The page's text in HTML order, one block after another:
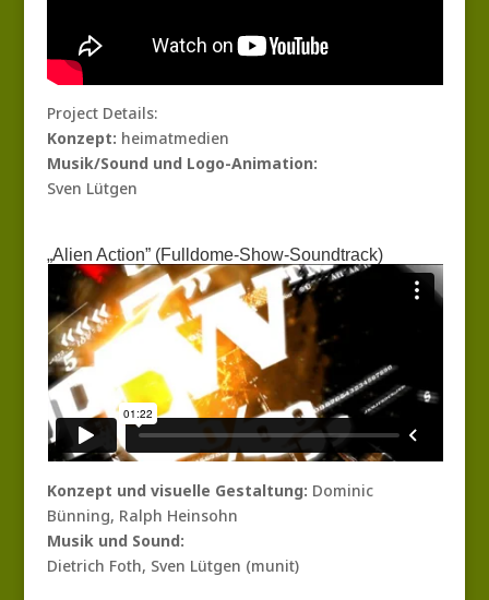
Project Details:
Konzept: heimatmedien
Musik/Sound und Logo-Animation:
Sven Lütgen
„Alien Action” (Fulldome-Show-Soundtrack)
Konzept und visuelle Gestaltung: Dominic
Bünning, Ralph Heinsohn
Musik und Sound:
Dietrich Foth, Sven Lütgen (munit)